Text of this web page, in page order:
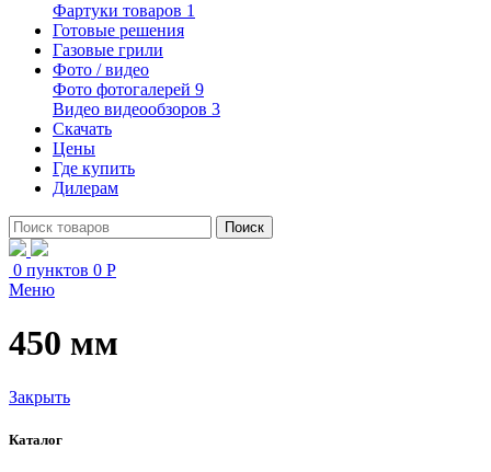
Фартуки товаров 1
Готовые решения
Газовые грили
Фото / видео
Фото фотогалерей 9
Видео видеообзоров 3
Скачать
Цены
Где купить
Дилерам
Поиск
0 пунктов 0 Р
Меню
450 мм
Закрыть
Каталог